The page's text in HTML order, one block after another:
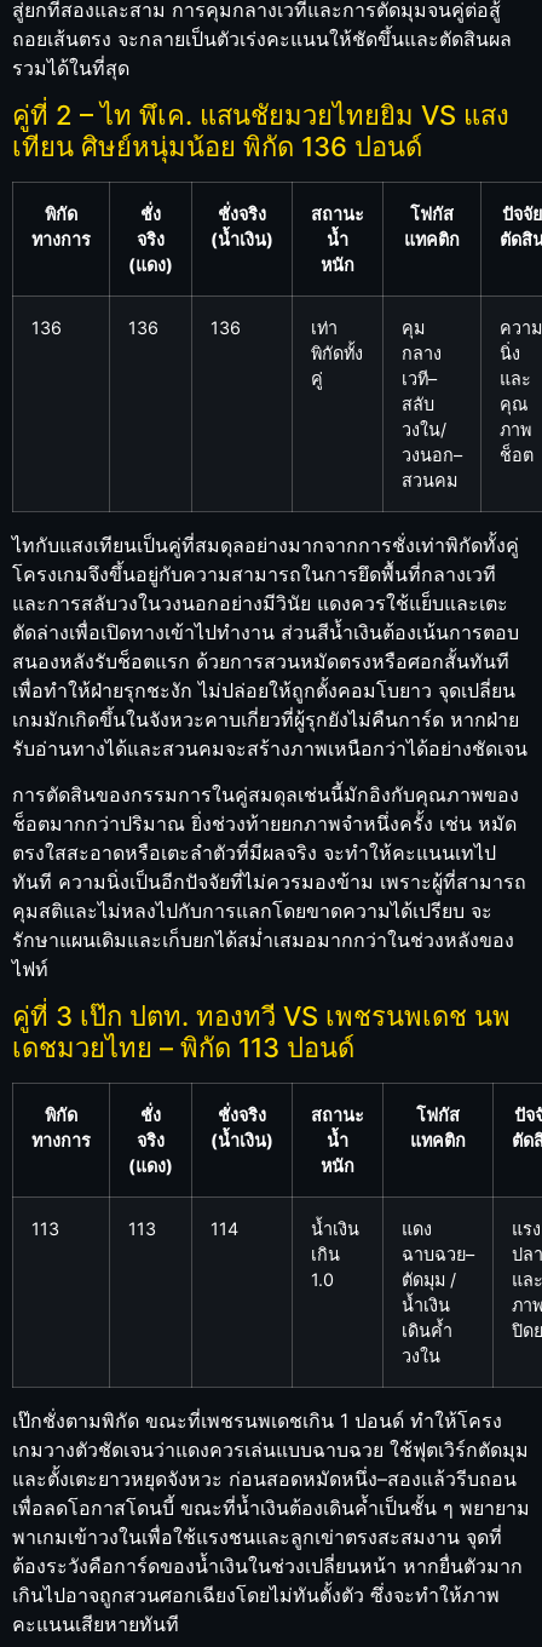
สู่ยกที่สองและสาม การคุมกลางเวทีและการตัดมุมจนคู่ต่อสู้
ถอยเส้นตรง จะกลายเป็นตัวเร่งคะแนนให้ชัดขึ้นและตัดสินผล
รวมได้ในที่สุด
คู่ที่ 2 – ไท พึเค. แสนชัยมวยไทยยิม VS แสง
เทียน ศิษย์หนุ่มน้อย พิกัด 136 ปอนด์
พิกัด
ทางการ
ชั่ง
จริง
(แดง)
ชั่งจริง
(น้ำเงิน)
สถานะ
น้ำ
หนัก
โฟกัส
แทคติก
ปัจจัย
ตัดสิ
136 136 136
เท่า
พิกัดทั้ง
คู่
คุม
กลาง
เวที–
สลับ
วงใน/
วงนอก–
สวนคม
ความ
นิ่ง
และ
คุณ
ภาพ
ช็อต
ไทกับแสงเทียนเป็นคู่ที่สมดุลอย่างมากจากการชั่งเท่าพิกัดทั้งคู่
โครงเกมจึงขึ้นอยู่กับความสามารถในการยึดพื้นที่กลางเวที
และการสลับวงในวงนอกอย่างมีวินัย แดงควรใช้แย็บและเตะ
ตัดล่างเพื่อเปิดทางเข้าไปทำงาน ส่วนสีน้ำเงินต้องเน้นการตอบ
สนองหลังรับช็อตแรก ด้วยการสวนหมัดตรงหรือศอกสั้นทันที
เพื่อทำให้ฝ่ายรุกชะงัก ไม่ปล่อยให้ถูกตั้งคอมโบยาว จุดเปลี่ยน
เกมมักเกิดขึ้นในจังหวะคาบเกี่ยวที่ผู้รุกยังไม่คืนการ์ด หากฝ่าย
รับอ่านทางได้และสวนคมจะสร้างภาพเหนือกว่าได้อย่างชัดเจน
การตัดสินของกรรมการในคู่สมดุลเช่นนี้มักอิงกับคุณภาพของ
ช็อตมากกว่าปริมาณ ยิ่งช่วงท้ายยกภาพจำหนึ่งครั้ง เช่น หมัด
ตรงใสสะอาดหรือเตะลำตัวที่มีผลจริง จะทำให้คะแนนเทไป
ทันที ความนิ่งเป็นอีกปัจจัยที่ไม่ควรมองข้าม เพราะผู้ที่สามารถ
คุมสติและไม่หลงไปกับการแลกโดยขาดความได้เปรียบ จะ
รักษาแผนเดิมและเก็บยกได้สม่ำเสมอมากกว่าในช่วงหลังของ
ไฟท์
คู่ที่ 3 เป๊ก ปตท. ทองทวี VS เพชรนพเดช นพ
เดชมวยไทย – พิกัด 113 ปอนด์
พิกัด
ทางการ
ชั่ง
จริง
(แดง)
ชั่งจริง
(น้ำเงิน)
สถานะ
น้ำ
หนัก
โฟกัส
แทคติก
ปัจ
ตัด
113 113 114
น้ำเงิน
เกิน
1.0
แดง
ฉาบฉวย–
ตัดมุม /
น้ำเงิน
เดินค้ำ
วงใน
แรง
ปล
และ
ภาพ
ปิด
เป๊กชั่งตามพิกัด ขณะที่เพชรนพเดชเกิน 1 ปอนด์ ทำให้โครง
เกมวางตัวชัดเจนว่าแดงควรเล่นแบบฉาบฉวย ใช้ฟุตเวิร์กตัดมุม
และตั้งเตะยาวหยุดจังหวะ ก่อนสอดหมัดหนึ่ง–สองแล้วรีบถอน
เพื่อลดโอกาสโดนบี้ ขณะที่น้ำเงินต้องเดินค้ำเป็นชั้น ๆ พยายาม
พาเกมเข้าวงในเพื่อใช้แรงชนและลูกเข่าตรงสะสมงาน จุดที่
ต้องระวังคือการ์ดของน้ำเงินในช่วงเปลี่ยนหน้า หากยื่นตัวมาก
เกินไปอาจถูกสวนศอกเฉียงโดยไม่ทันตั้งตัว ซึ่งจะทำให้ภาพ
คะแนนเสียหายทันที